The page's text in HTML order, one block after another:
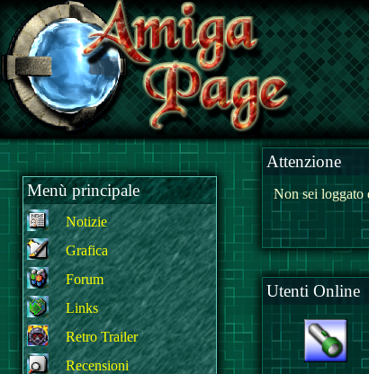
Menù principale
Notizie
Grafica
Forum
Links
Retro Trailer
Recensioni
Attenzione
Non sei loggato
Utenti Online